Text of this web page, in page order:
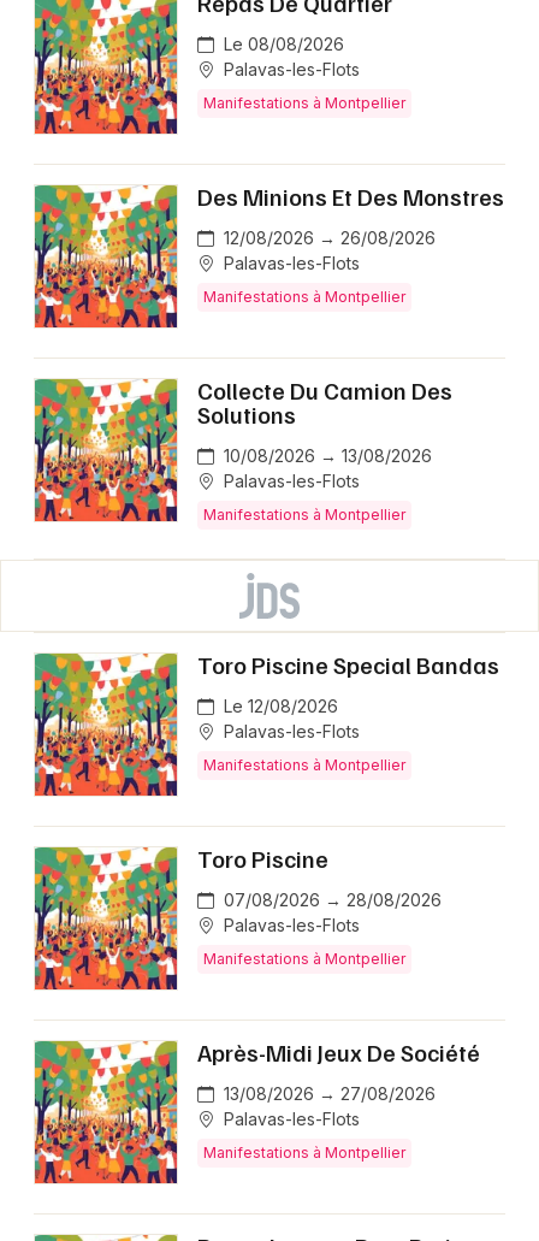
Le 08/08/2026
Palavas-les-Flots
Manifestations à Montpellier
Des Minions Et Des Monstres
12/08/2026 → 26/08/2026
Palavas-les-Flots
Manifestations à Montpellier
Collecte Du Camion Des
Solutions
10/08/2026 → 13/08/2026
Palavas-les-Flots
Manifestations à Montpellier
Toro Piscine Special Bandas
Le 12/08/2026
Palavas-les-Flots
Manifestations à Montpellier
Toro Piscine
07/08/2026 → 28/08/2026
Palavas-les-Flots
Manifestations à Montpellier
Après-Midi Jeux De Société
13/08/2026 → 27/08/2026
Palavas-les-Flots
Manifestations à Montpellier